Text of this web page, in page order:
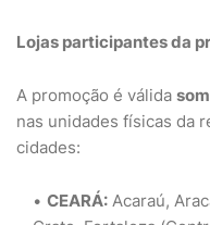
Lojas participantes da
A promoção é válida
nas unidades físicas da
cidades:
CEARÁ: Acaraú,